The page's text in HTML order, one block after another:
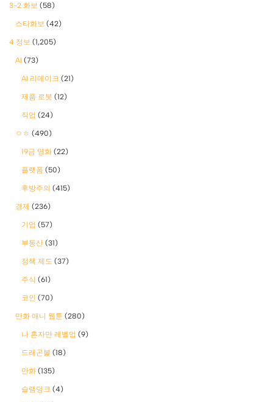
3-2 화보 (58)
스타화보 (42)
4 정보 (1,205)
AI (73)
AI 리메이크 (21)
제품 로봇 (12)
직업 (24)
ㅇㅎ (490)
19금 영화 (22)
플랫폼 (50)
후방주의 (415)
경제 (236)
기업 (57)
부동산 (31)
정책 제도 (37)
주식 (61)
코인 (70)
만화 애니 웹툰 (280)
나 혼자만 레벨업 (9)
드래곤볼 (18)
만화 (135)
슬램덩크 (4)